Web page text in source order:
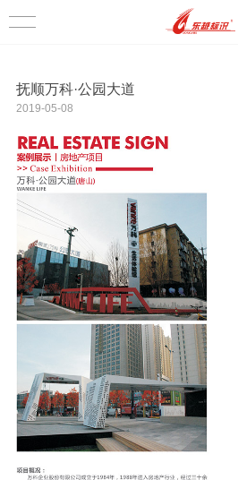
抚顺万科·公园大道
2019-05-08